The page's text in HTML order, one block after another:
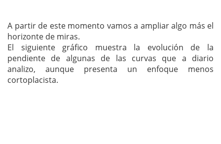
A partir de este momento vamos a ampliar algo más el
horizonte de miras.
El siguiente gráfico muestra la evolución de la
pendiente de algunas de las curvas que a diario
analizo, aunque presenta un enfoque menos
cortoplacista.